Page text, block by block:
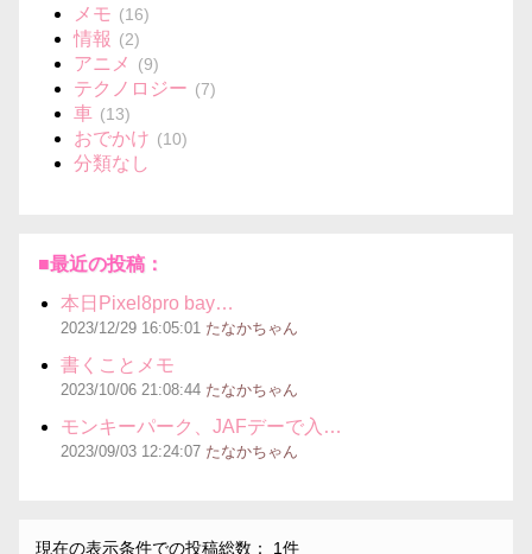
メモ (16)
情報 (2)
アニメ (9)
テクノロジー (7)
車 (13)
おでかけ (10)
分類なし
■最近の投稿：
本日Pixel8pro bay…
2023/12/29 16:05:01 たなかちゃん
書くことメモ
2023/10/06 21:08:44 たなかちゃん
モンキーパーク、JAFデーで入…
2023/09/03 12:24:07 たなかちゃん
現在の表示条件での投稿総数： 1件